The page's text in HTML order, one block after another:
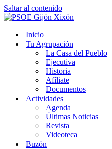
Saltar al contenido
Inicio
Tu Agrupación
La Casa del Pueblo
Ejecutiva
Historia
Afíliate
Documentos
Actividades
Agenda
Últimas Noticias
Revista
Videoteca
Buzón